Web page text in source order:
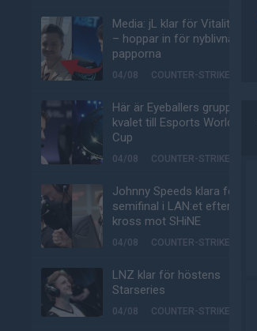
Media: jL klar för Vitality
– hoppar in för nyblivna
papporna
04/08 COUNTER-STRIKE
Här är Eyeballers grupp i
kvalet till Esports World
Cup
04/08 COUNTER-STRIKE
Johnny Speeds klara för
semifinal i LAN:et efter
kross mot SHiNE
04/08 COUNTER-STRIKE
LNZ klar för höstens
Starseries
04/08 COUNTER-STRIKE